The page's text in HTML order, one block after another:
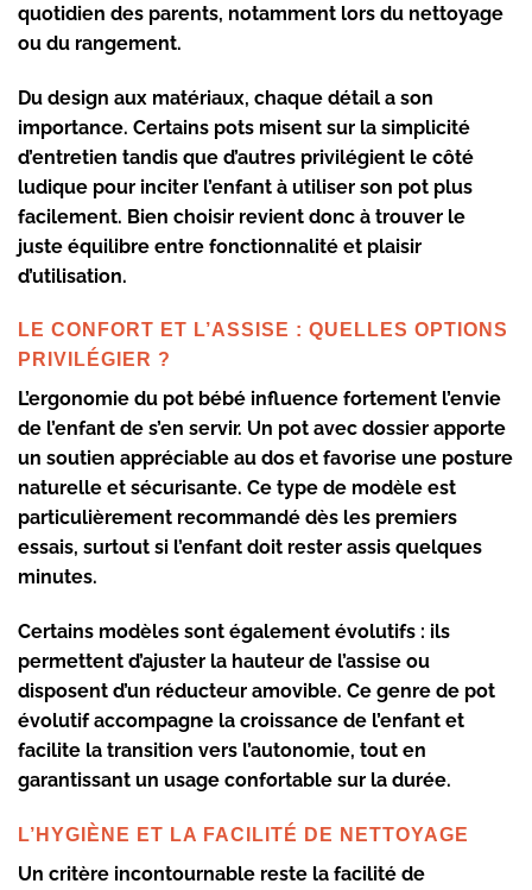
quotidien des parents, notamment lors du nettoyage
ou du rangement.
Du design aux matériaux, chaque détail a son
importance. Certains pots misent sur la simplicité
d’entretien tandis que d’autres privilégient le côté
ludique pour inciter l’enfant à utiliser son pot plus
facilement. Bien choisir revient donc à trouver le
juste équilibre entre fonctionnalité et plaisir
d’utilisation.
LE CONFORT ET L’ASSISE : QUELLES OPTIONS
PRIVILÉGIER ?
L’ergonomie du pot bébé influence fortement l’envie
de l’enfant de s’en servir. Un pot avec dossier apporte
un soutien appréciable au dos et favorise une posture
naturelle et sécurisante. Ce type de modèle est
particulièrement recommandé dès les premiers
essais, surtout si l’enfant doit rester assis quelques
minutes.
Certains modèles sont également évolutifs : ils
permettent d’ajuster la hauteur de l’assise ou
disposent d’un réducteur amovible. Ce genre de pot
évolutifaccompagne la croissance de l’enfant et
facilite la transition vers l’autonomie, tout en
garantissant un usage confortable sur la durée.
L’HYGIÈNE ET LA FACILITÉ DE NETTOYAGE
Un critère incontournable reste la facilité de